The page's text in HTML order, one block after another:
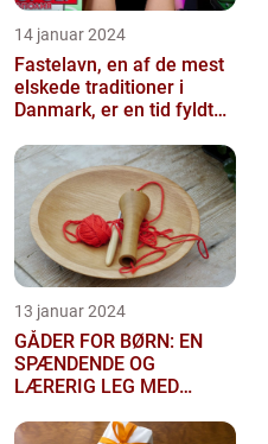
14 januar 2024
Fastelavn, en af de mest
elskede traditioner i
Danmark, er en tid fyldt
festligheder fo...
13 januar 2024
GÅDER FOR BØRN: EN
SPÆNDENDE OG
LÆRERIG LEG MED